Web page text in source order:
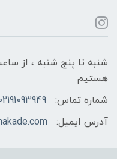
هستیم
شماره تماس:
آدرس ایمیل: